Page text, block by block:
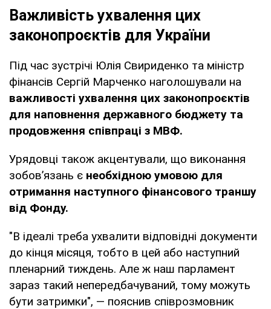
Важливість ухвалення цих
законопроєктів для України
Під час зустрічі Юлія Свириденко та міністр
фінансів Сергій Марченко наголошували на
важливості ухвалення цих законопроєктів
для наповнення державного бюджету та
продовження співпраці з МВФ.
Урядовці також акцентували, що виконання
зобов’язань є необхідною умовою для
отримання наступного фінансового траншу
від Фонду.
"В ідеалі треба ухвалити відповідні документи
до кінця місяця, тобто в цей або наступний
пленарний тиждень. Але ж наш парламент
зараз такий непередбачуваний, тому можуть
бути затримки", — пояснив співрозмовник